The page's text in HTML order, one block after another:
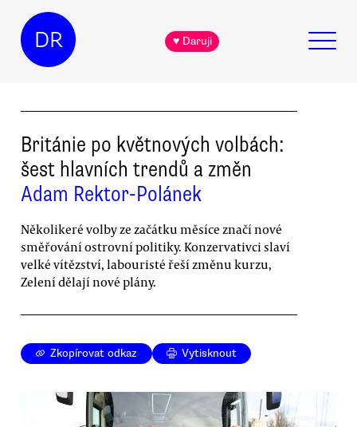
DR ♥ Daruji
Británie po květnových volbách:
šest hlavních trendů a změn
Adam Rektor-Polánek
Několikeré volby ze začátku měsíce značí nové
směřování ostrovní politiky. Konzervativci slaví
velké vítězství, labouristé řeší změnu kurzu,
Zelení dělají nové plány.
Zkopírovat odkaz Vytisknout